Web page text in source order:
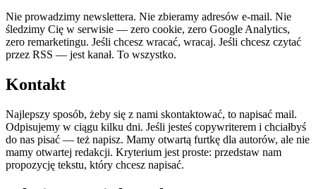
Nie prowadzimy newslettera. Nie zbieramy adresów e-mail. Nie
śledzimy Cię w serwisie — zero cookie, zero Google Analytics,
zero remarketingu. Jeśli chcesz wracać, wracaj. Jeśli chcesz czytać
przez RSS — jest kanał. To wszystko.
Kontakt
Najlepszy sposób, żeby się z nami skontaktować, to napisać mail.
Odpisujemy w ciągu kilku dni. Jeśli jesteś copywriterem i chciałbyś
do nas pisać — też napisz. Mamy otwartą furtkę dla autorów, ale nie
mamy otwartej redakcji. Kryterium jest proste: przedstaw nam
propozycję tekstu, który chcesz napisać.